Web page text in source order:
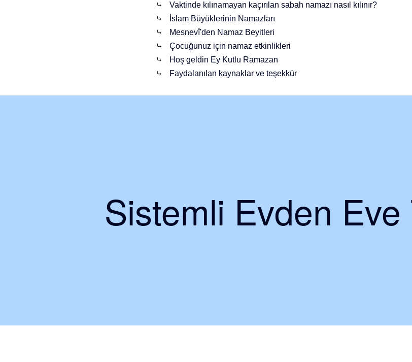
⤷
Vaktinde kılınamayan kaçırılan sabah namazı nasıl kılınır?
⤷
İslam Büyüklerinin Namazları
⤷
Mesnevî'den Namaz Beyitleri
⤷
Çocuğunuz için namaz etkinlikleri
⤷
Hoş geldin Ey Kutlu Ramazan
⤷
Faydalanılan kaynaklar ve teşekkür
Sistemli Evden Eve